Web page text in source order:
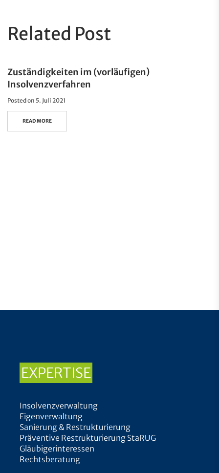
Related Post
Zuständigkeiten im (vorläufigen)
Insolvenzverfahren
Posted on 5. Juli 2021
READ MORE
EXPERTISE
Insolvenzverwaltung
Eigenverwaltung
Sanierung & Restrukturierung
Präventive Restrukturierung StaRUG
Gläubigerinteressen
Rechtsberatung